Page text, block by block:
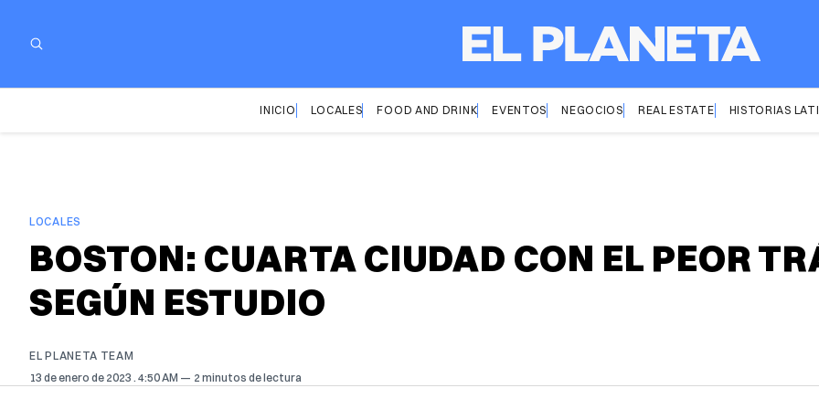
INICIO LOCALES FOOD AND DRINK EVENTOS NEGOCIOS REAL ESTATE HISTORIAS
LOCALES
BOSTON: CUARTA CIUDAD CON EL PEOR
SEGÚN ESTUDIO
EL PLANETA TEAM
13 de enero de 2023 . 4:50 AM 2 minutos de lectura